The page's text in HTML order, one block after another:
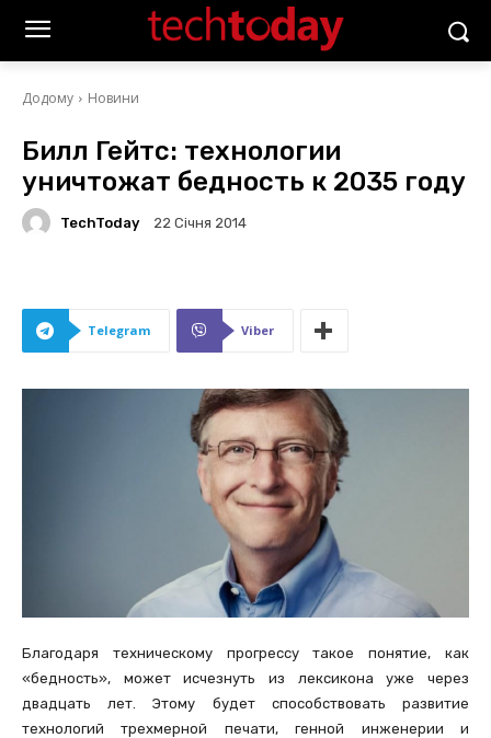
Додому Новини
Билл Гейтс: технологии
уничтожат бедность к 2035 году
TechToday 22 Січня 2014
Telegram Viber
Благодаря техническому прогрессу такое понятие, как
«бедность», может исчезнуть из лексикона уже через
двадцать лет. Этому будет способствовать развитие
технологий трехмерной печати, генной инженерии и